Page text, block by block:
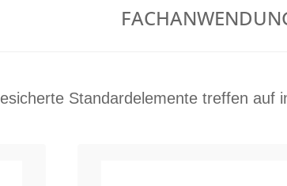
Standardelemente treffen auf